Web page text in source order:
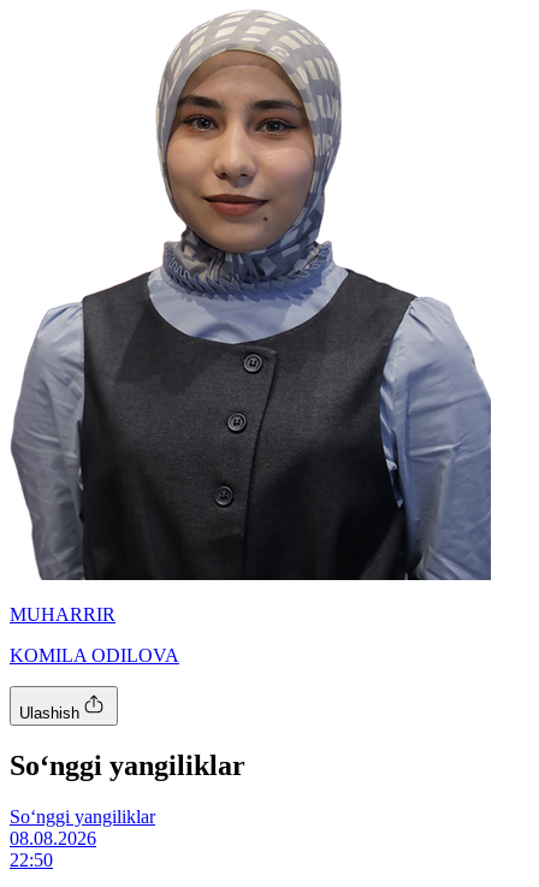
MUHARRIR
KOMILA ODILOVA
Ulashish
So‘nggi yangiliklar
So‘nggi yangiliklar
08.08.2026
22:50